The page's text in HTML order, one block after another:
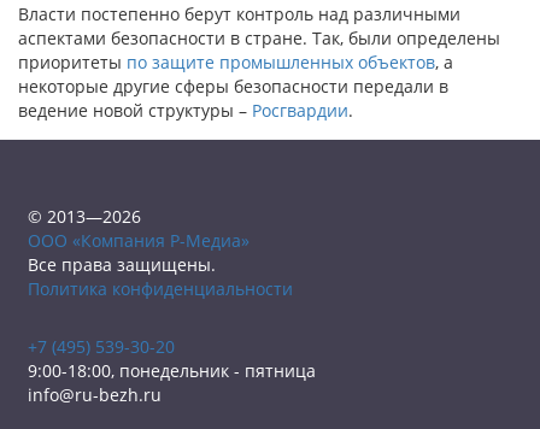
Власти постепенно берут контроль над различными
аспектами безопасности в стране. Так, были определены
приоритеты по защите промышленных объектов, а
некоторые другие сферы безопасности передали в
ведение новой структуры – Росгвардии.
© 2013—2026
ООО «Компания Р-Медиа»
Все права защищены.
Политика конфиденциальности
+7 (495) 539-30-20
9:00-18:00, понедельник - пятница
info@ru-bezh.ru